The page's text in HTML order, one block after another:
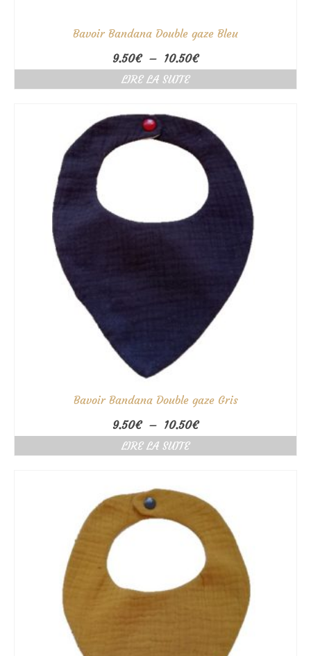
Bavoir Bandana Double gaze Bleu
9.50€ – 10.50€Plage
de
10.50€
LIRE LA SUITE
Bavoir Bandana Double gaze Gris
9.50€ – 10.50€Plage
de
10.50€
LIRE LA SUITE